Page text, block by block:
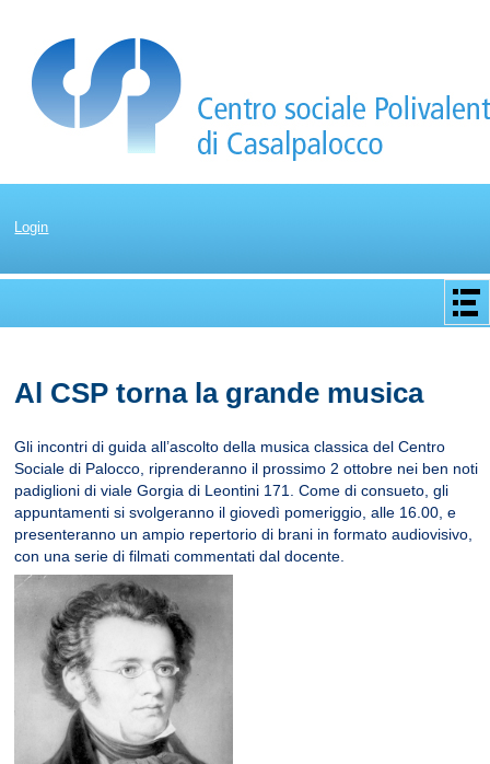
Login
Apri/
menu
Al CSP torna la grande musica
Gli incontri di guida all’ascolto della musica classica del Centro
Sociale di Palocco, riprenderanno il prossimo 2 ottobre nei ben noti
padiglioni di viale Gorgia di Leontini 171. Come di consueto, gli
appuntamenti si svolgeranno il giovedì pomeriggio, alle 16.00, e
presenteranno un ampio repertorio di brani in formato audiovisivo,
con una serie di filmati commentati dal docente.